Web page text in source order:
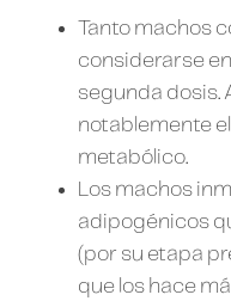
Tanto machos
considerarse
segunda dosis.
notablemente
metabólico.
Los machos
adipogénicos
(por su etapa
que los hace